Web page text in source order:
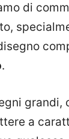
di
.
grandi,
a